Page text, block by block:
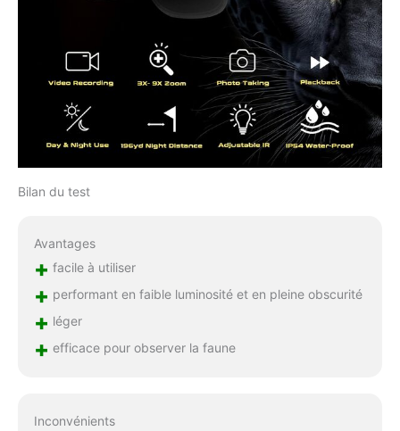
Bilan du test
Avantages
+ facile à utiliser
+ performant en faible luminosité et en pleine obscurité
+ léger
+ efficace pour observer la faune
Inconvénients